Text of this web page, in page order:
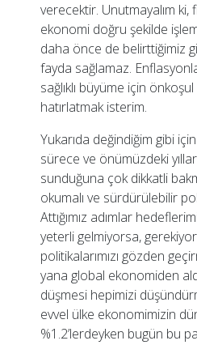
verecektir. Unutmayalım ki,
ekonomi doğru şekilde
daha önce de belirttiğimiz
fayda sağlamaz.
sağlıklı büyüme için
hatırlatmak isterim.
Yukarıda değindiğim gibi
sürece ve önümüzdeki
sunduğuna çok dikkatli
okumalı ve sürdürülebilir
Attığımız adımlar
yeterli gelmiyorsa,
politikalarımızı gözden
yana global ekonomiden
düşmesi hepimizi
evvel ülke ekonomimizin
%1.2’lerdeyken bugün bu